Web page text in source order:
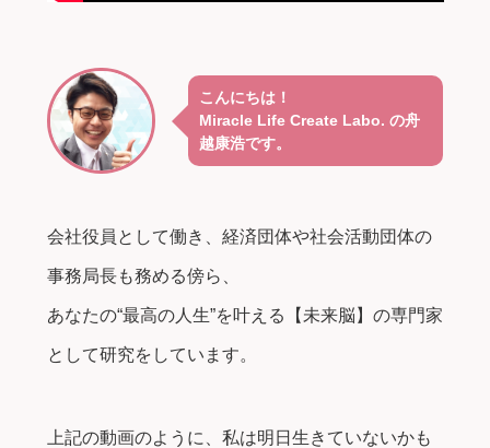
こんにちは！
Miracle Life Create Labo. の舟
越康浩です。
会社役員として働き、経済団体や社会活動団体の
事務局長も務める傍ら、
あなたの“最高の人生”を叶える【未来脳】の専門家
として研究をしています。
上記の動画のように、私は明日生きていないかも